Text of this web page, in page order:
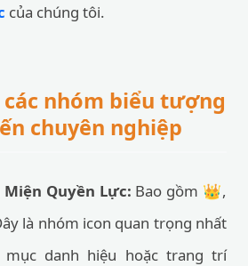
của chúng tôi.
các nhóm biểu tượng
chuyên nghiệp
Quyền Lực: Bao gồm 👑,
là nhóm icon quan trọng nhất
mục danh hiệu hoặc trang trí